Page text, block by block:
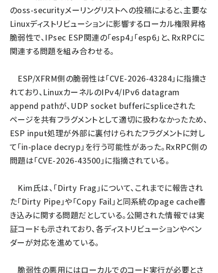
のoss-securityメーリングリストへの投稿によると、主要な
Linuxディストリビューションに影響するローカル権限昇格
脆弱性で、IPsec ESP関連の「esp4」「esp6」と、RxRPCに
関連する問題を組み合わせる。
ESP/XFRM側の脆弱性は「CVE-2026-43284」に指摘さ
れており、LinuxカーネルのIPv4/IPv6 datagram
append pathが、UDP socket bufferにspliceされた
ページを共有フラグメントとして適切に扱わなかったため、
ESP input処理が外部に裏付けられたフラグメントに対し
て「in-place decryp」を行う可能性があった。RxRPC側の
問題は「CVE-2026-43500」に指摘されている。
Kim氏は、「Dirty Frag」について、これまでに報告され
た「Dirty Pipe」や「Copy Fail」と同系統のpage cache書
き込みに関する問題だとしている。公開された情報では実
証コードも示されており、各ディストリビューションやベン
ダーが対応を進めている。
脆弱性の悪用にはローカルでのコード実行が必要とさ